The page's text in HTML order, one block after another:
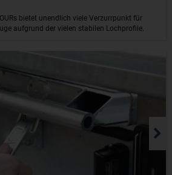
bietet unendlich viele Verzurrpunkt für
aufgrund der vielen stabilen Lochprofile.